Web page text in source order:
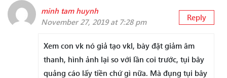
minh tam huynh
November 27, 2019 at 7:28 pm
Reply
Xem con vk nó giả tạo vkl, bày đặt giảm âm
thanh, hình ảnh lại so với lần coi trước, tụi bây
quảng cáo lấy tiền chứ gì nữa. Mà đụng tụi bây